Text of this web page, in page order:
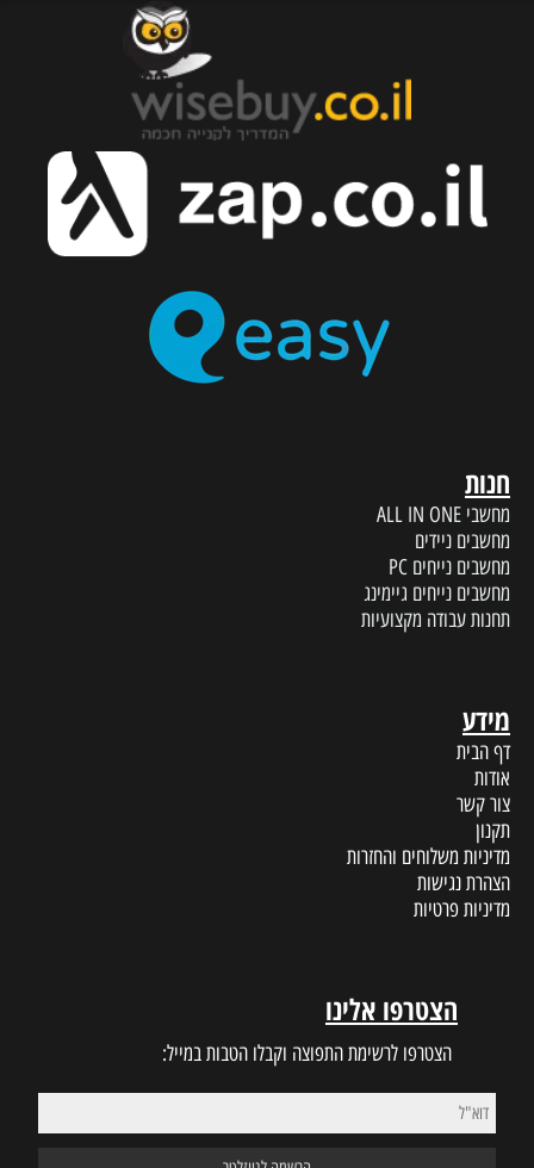
חנות
מחשבי ALL IN ONE
מחשבים ניידים
מחשבים נייחים PC
מחשבים נייחים גיימינג
תחנות עבודה מקצועיות
מידע
דף הבית
אודות
צור קשר
תקנון
מדיניות משלוחים והחזרות
הצהרת נגישות
מדיניות פרטיות
הצטרפו אלינו
הצטרפו לרשימת התפוצה וקבלו הטבות במייל: